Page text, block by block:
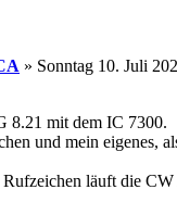
» Sonntag 10. Juli
8.21 mit dem IC 7300.
und mein eigenes,
läuft die CW